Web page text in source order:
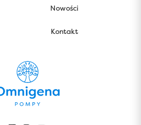
Nowości
Kontakt